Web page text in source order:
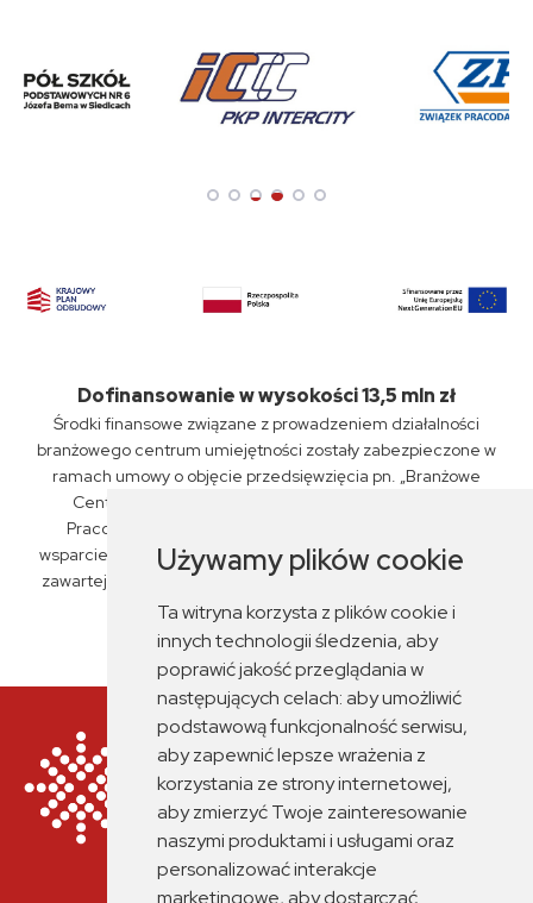
Używamy plików cookie
Ta witryna korzysta z plików cookie i
innych technologii śledzenia, aby
poprawić jakość przeglądania w
następujących celach:aby umożliwić
podstawową funkcjonalność serwisu,
aby zapewnić lepsze wrażenia z
korzystania ze strony internetowej,
aby zmierzyć Twoje zainteresowanie
naszymi produktami i usługami oraz
personalizować interakcje
marketingowe,aby dostarczać
Dofinansowanie w wysokości 13,5 mln zł
Środki finansowe związane z prowadzeniem działalności
branżowego centrum umiejętności zostały zabezpieczone w
ramach umowy o objęcie przedsięwzięcia pn. „Branżowe
Centrum Umiejętności „PKP Intercity” S.A., Związku
Pracodawców Kolejowych oraz ZSP nr 6 w Siedlcach"
wsparciem z planu rozwojowego nr KPO/22/1/BCU/U/0029,
zawartej przez Miasto Siedlce z Fundacją Rozwoju Systemu
Edukacji dnia 14 czerwca 2023 r.